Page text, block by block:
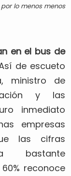
lo menos menos
en el bus de
de escueto
ministro de
y las
inmediato
empresas
las cifras
bastante
reconoce